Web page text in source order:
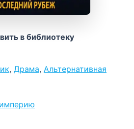
в библиотеку
, Драма, Альтернативная